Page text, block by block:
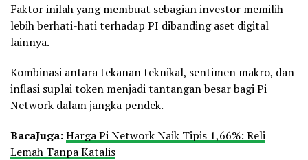
Faktor inilah yang membuat sebagian investor memilih
lebih berhati-hati terhadap PI dibanding aset digital
lainnya.
Kombinasi antara tekanan teknikal, sentimen makro, dan
inflasi suplai token menjadi tantangan besar bagi Pi
Network dalam jangka pendek.
BacaJuga:Harga Pi Network Naik Tipis 1,66%: Reli
Lemah Tanpa Katalis